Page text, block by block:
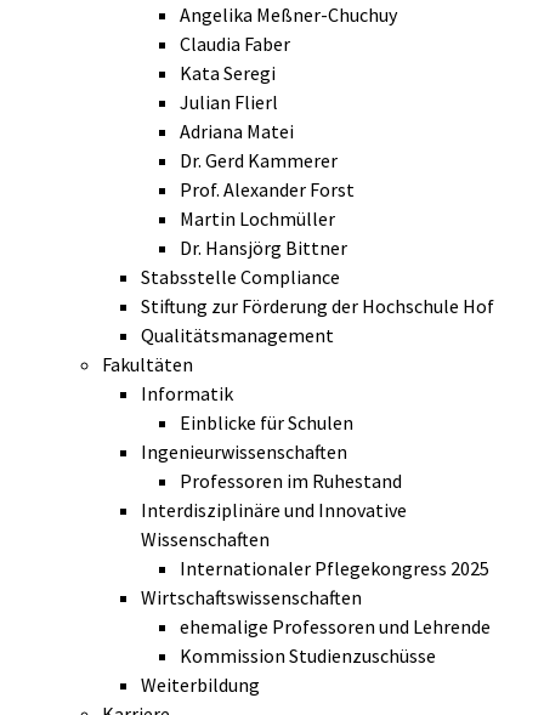
Angelika Meßner-Chuchuy
Claudia Faber
Kata Seregi
Julian Flierl
Adriana Matei
Dr. Gerd Kammerer
Prof. Alexander Forst
Martin Lochmüller
Dr. Hansjörg Bittner
Stabsstelle Compliance
Stiftung zur Förderung der Hochschule Hof
Qualitätsmanagement
Fakultäten
Informatik
Einblicke für Schulen
Ingenieurwissenschaften
Professoren im Ruhestand
Interdisziplinäre und Innovative
Wissenschaften
Internationaler Pflegekongress 2025
Wirtschaftswissenschaften
ehemalige Professoren und Lehrende
Kommission Studienzuschüsse
Weiterbildung